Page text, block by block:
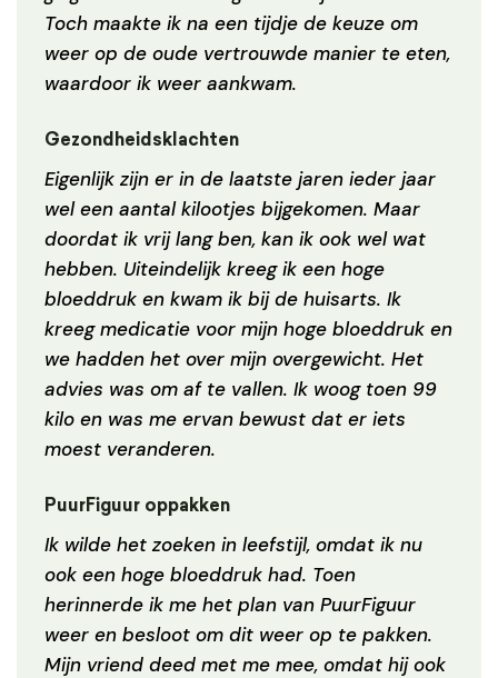
Toch maakte ik na een tijdje de keuze om
weer op de oude vertrouwde manier te eten,
waardoor ik weer aankwam.
Gezondheidsklachten
Eigenlijk zijn er in de laatste jaren ieder jaar
wel een aantal kilootjes bijgekomen. Maar
doordat ik vrij lang ben, kan ik ook wel wat
hebben. Uiteindelijk kreeg ik een hoge
bloeddruk en kwam ik bij de huisarts. Ik
kreeg medicatie voor mijn hoge bloeddruk en
we hadden het over mijn overgewicht. Het
advies was om af te vallen. Ik woog toen 99
kilo en was me ervan bewust dat er iets
moest veranderen.
PuurFiguur oppakken
Ik wilde het zoeken in leefstijl, omdat ik nu
ook een hoge bloeddruk had. Toen
herinnerde ik me het plan van PuurFiguur
weer en besloot om dit weer op te pakken.
Mijn vriend deed met me mee, omdat hij ook